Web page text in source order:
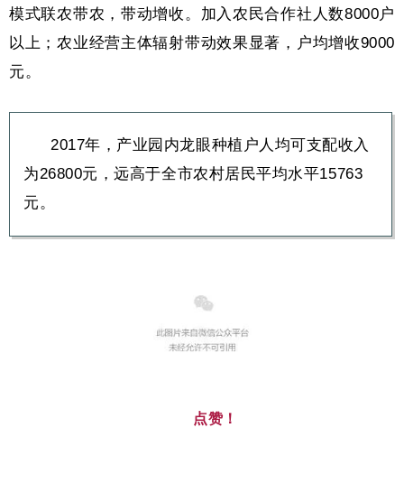
模式联农带农，带动增收。 加入农民合作社人数8000户
以上；农业经营主体辐射带动效果显著，户均增收9000
元。
2017年，产业园内龙眼种植户人均可支配收入
为26800元，远高于全市农村居民平均水平15763
元。
点赞！